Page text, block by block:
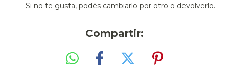
Si no te gusta, podés cambiarlo por otro o devolverlo.
Compartir: